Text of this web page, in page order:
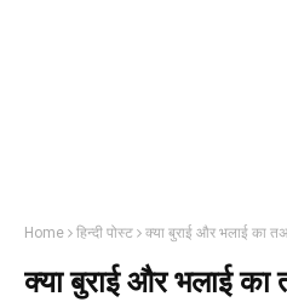
Home हिन्दी पोस्ट क्या बुराई और भलाई का
क्या बुराई और भलाई